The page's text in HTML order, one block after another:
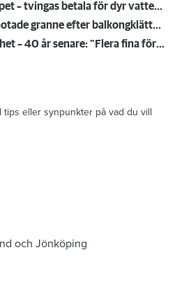
Rensade inte hålet i kylskåpet – tvingas betala för dyr vattenskada
Naken gängkriminell knivhotade granne efter balkongklättring
Kompisdealen blev verklighet – 40 år senare: "Flera fina fördelar med att dela bostad"
tips eller synpunkter på vad du vill
och Jönköping